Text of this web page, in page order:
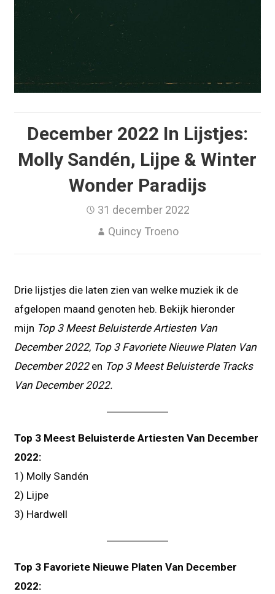
December 2022 In Lijstjes:
Molly Sandén, Lijpe & Winter
Wonder Paradijs
31 december 2022
Quincy Troeno
Drie lijstjes die laten zien van welke muziek ik de
afgelopen maand genoten heb. Bekijk hieronder
mijn Top 3 Meest Beluisterde Artiesten Van
December 2022, Top 3 Favoriete Nieuwe Platen Van
December 2022en Top 3 Meest Beluisterde Tracks
Van December 2022.
Top 3 Meest Beluisterde Artiesten Van December
2022:
1) Molly Sandén
2) Lijpe
3) Hardwell
Top 3 Favoriete Nieuwe Platen Van December
2022: